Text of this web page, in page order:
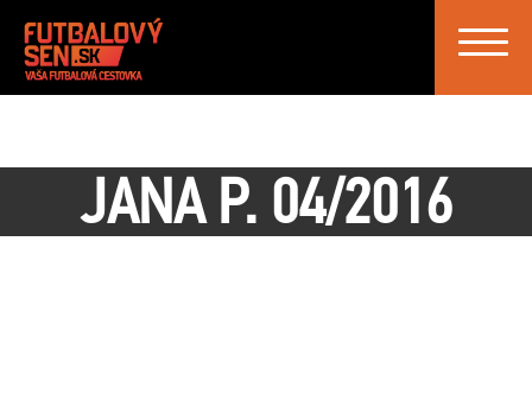
Toggle
JANA P. 04/2016